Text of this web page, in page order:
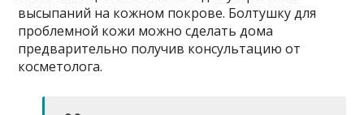
высыпаний на кожном покрове. Болтушку для
проблемной кожи можно сделать дома
предварительно получив консультацию от
косметолога.